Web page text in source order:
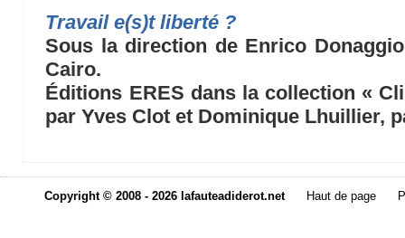
Travail e(s)t liberté ?
Sous la direction de Enrico
Cairo.
Éditions ERES dans la collection «
par Yves Clot et Dominique Lhuillier,
Copyright © 2008 - 2026 lafauteadiderot.net Haut de page